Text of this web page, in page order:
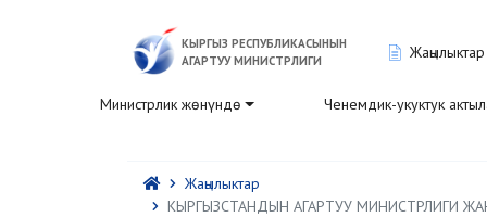
КЫРГЫЗ РЕСПУБЛИКАСЫНЫН
АГАРТУУ МИНИСТРЛИГИ
Жаңылыктар
Министрлик жөнүндө Ченемдик-укуктук
Жаңылыктар
КЫРГЫЗСТАНДЫН АГАРТУУ МИНИСТРЛИГИ